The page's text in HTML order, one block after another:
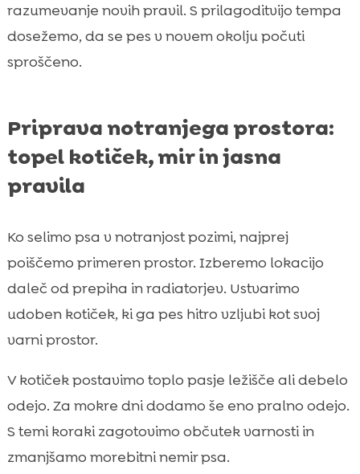
razumevanje novih pravil. S prilagoditvijo tempa
dosežemo, da se pes v novem okolju počuti
sproščeno.
Priprava notranjega prostora:
topel kotiček, mir in jasna
pravila
Ko selimo psa v notranjost pozimi, najprej
poiščemo primeren prostor. Izberemo lokacijo
daleč od prepiha in radiatorjev. Ustvarimo
udoben kotiček, ki ga pes hitro vzljubi kot svoj
varni prostor.
V kotiček postavimo toplo pasje ležišče ali debelo
odejo. Za mokre dni dodamo še eno pralno odejo.
S temi koraki zagotovimo občutek varnosti in
zmanjšamo morebitni nemir psa.